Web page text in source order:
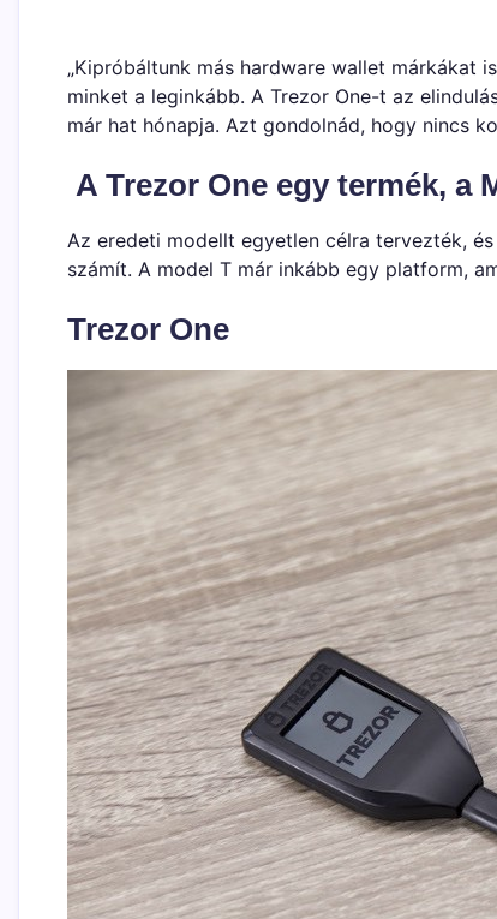
„Kipróbáltunk más hardware wallet márkákat
minket a leginkább. A Trezor One-t az
már hat hónapja. Azt gondolnád, hogy nincs
A Trezor One egy termék, a
Az eredeti modellt egyetlen célra tervezték,
számít. A model T már inkább egy platform,
Trezor One